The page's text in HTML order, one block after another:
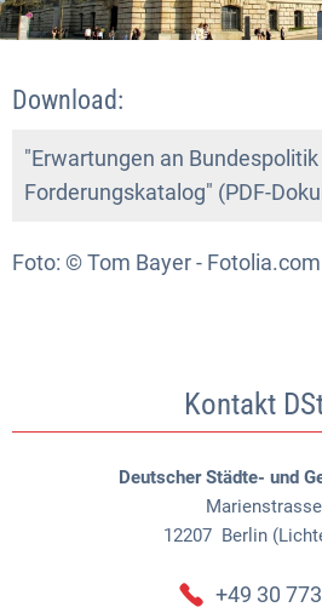
Download:
"Erwartungen an Bundespolitik
Forderungskatalog" (PDF-
Foto: © Tom Bayer - Fotolia.com
Kontakt
Deutscher Städte- und
12207 Berlin
+49 30